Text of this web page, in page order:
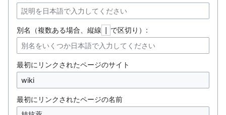
別名（複数ある場合、縦線 で区切り）:
最初にリンクされたページのサイト
最初にリンクされたページの名前